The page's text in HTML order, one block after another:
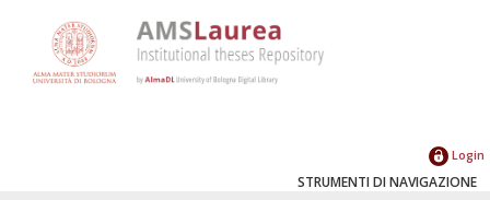
Login
STRUMENTI DI NAVIGAZIONE